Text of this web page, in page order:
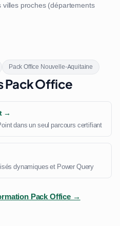
proches (départements
Pack Office Nouvelle-Aquitaine
Pack Office
→
dans un seul parcours certifiant
dynamiques et Power Query
Pack Office →